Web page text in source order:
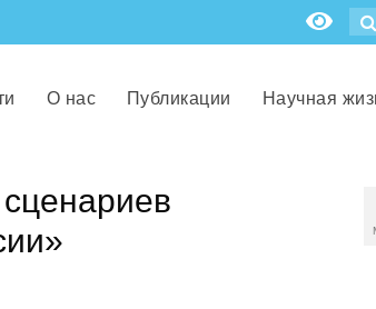
О нас Публикации Научная